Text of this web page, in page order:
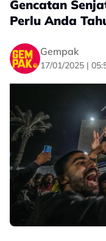
Gencatan
Perlu Anda
Gempak
17/01/2025 |